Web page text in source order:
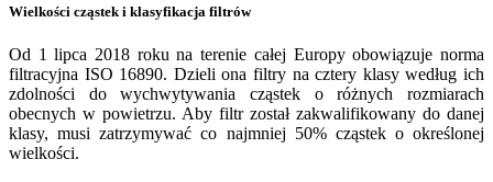
Wielkości cząstek i klasyfikacja filtrów
Od 1 lipca 2018 roku na terenie całej Europy obowiązuje norma
filtracyjna ISO 16890. Dzieli ona filtry na cztery klasy według ich
zdolności do wychwytywania cząstek o różnych rozmiarach
obecnych w powietrzu. Aby filtr został zakwalifikowany do danej
klasy, musi zatrzymywać co najmniej 50% cząstek o określonej
wielkości.